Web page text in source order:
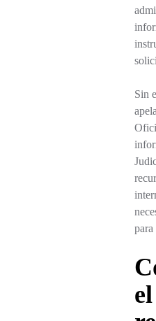
Sin
para